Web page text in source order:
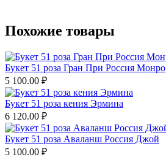
Похожие товары
Букет 51 роза Гран При Россия Монро
5 100.00 ₽
Букет 51 роза кения Эрмина
6 120.00 ₽
Букет 51 роза Аваланш Россия Джой
5 100.00 ₽